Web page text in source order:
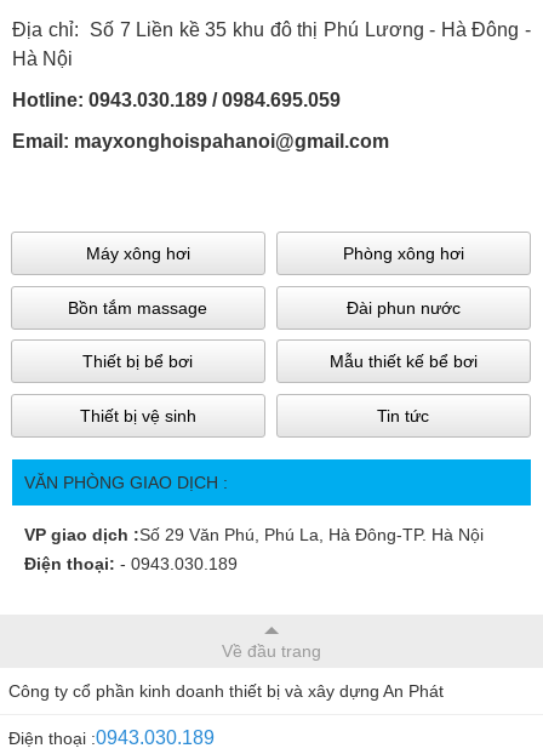
Địa chỉ: Số 7 Liền kề 35 khu đô thị Phú Lương - Hà Đông -
Hà Nội
Hotline: 0943.030.189 / 0984.695.059
Email: mayxonghoispahanoi@gmail.com
Máy xông hơi Phòng xông hơi
Bồn tắm massage Đài phun nước
Thiết bị bể bơi Mẫu thiết kế bể bơi
Thiết bị vệ sinh Tin tức
VĂN PHÒNG GIAO DỊCH :
VP giao dịch :Số 29 Văn Phú, Phú La, Hà Đông-TP. Hà Nội
Điện thoại: - 0943.030.189
Về đầu trang
Công ty cổ phần kinh doanh thiết bị và xây dựng An Phát
Điện thoại :0943.030.189